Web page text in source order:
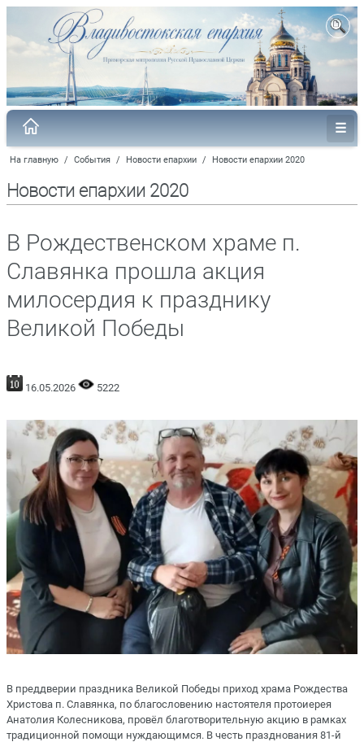
На главную / События / Новости епархии / Новости епархии 2020
Новости епархии 2020
В Рождественском храме п.
Славянка прошла акция
милосердия к празднику
Великой Победы
16.05.2026 5222
В преддверии праздника Великой Победы приход храма Рождества
Христова п. Славянка, по благословению настоятеля протоиерея
Анатолия Колесникова, провёл благотворительную акцию в рамках
традиционной помощи нуждающимся. В честь празднования 81-й